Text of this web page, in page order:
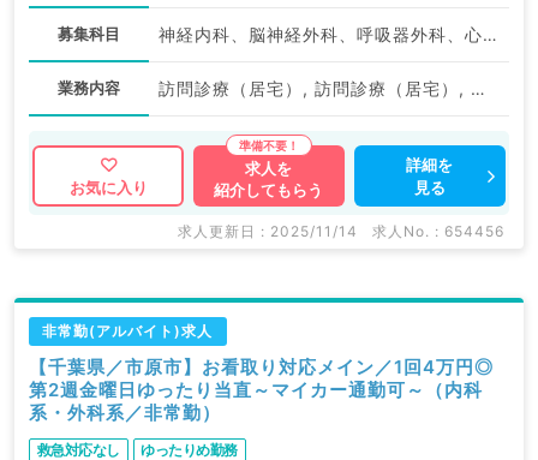
募集科目 神経内科、脳神経外科、呼吸器外科、心臓血管外科、泌尿器科、一般内科、循環器内科、呼吸器内科、消化器内科、内分泌・代謝内科、腎臓内科、老年内科、外科系全般、一般外科、消化器外科
業務内容 訪問診療（居宅）, 訪問診療（居宅）, 訪問診療（居宅）, その他
お気に入り
求人を
紹介してもらう
詳細を
見る
求人更新日 : 2025/11/14 求人No. : 654456
非常勤(アルバイト)求人
【千葉県／市原市】お看取り対応メイン／1回4万円◎
第2週金曜日ゆったり当直～マイカー通勤可～（内科
系・外科系／非常勤）
救急対応なし ゆったりめ勤務